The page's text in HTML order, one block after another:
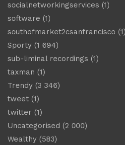
socialnetworkingservices (1)
software (1)
southofmarket2csanfrancisco (1)
Sporty (1 694)
sub-liminal recordings (1)
taxman (1)
Trendy (3 346)
tweet (1)
twitter (1)
Uncategorised (2 000)
Wealthy (583)